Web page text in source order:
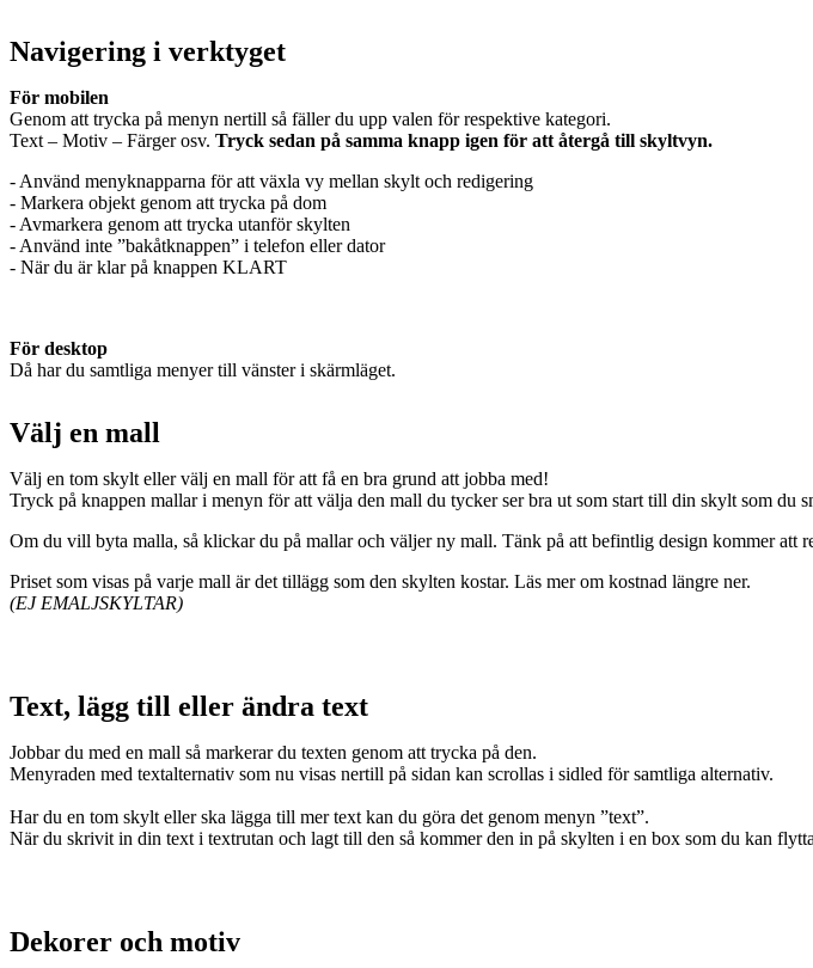
Navigering i verktyget
För mobilen
Genom att trycka på menyn nertill så fäller du upp valen för respektive kategori.
Text – Motiv – Färger osv. Tryck sedan på samma knapp igen för att återgå till skyltvyn.
- Använd menyknapparna för att växla vy mellan skylt och redigering
- Markera objekt genom att trycka på dom
- Avmarkera genom att trycka utanför skylten
- Använd inte ”bakåtknappen” i telefon eller dator
- När du är klar på knappen KLART
För desktop
Då har du samtliga menyer till vänster i skärmläget.
Välj en mall
Välj en tom skylt eller välj en mall för att få en bra grund att jobba med!
Tryck på knappen mallar i menyn för att välja den mall du tycker ser bra ut som start till din skylt som du
Om du vill byta malla, så klickar du på mallar och väljer ny mall. Tänk på att befintlig design kommer att
Priset som visas på varje mall är det tillägg som den skylten kostar. Läs mer om kostnad längre ner.
(EJ EMALJSKYLTAR)
Text, lägg till eller ändra text
Jobbar du med en mall så markerar du texten genom att trycka på den.
Menyraden med textalternativ som nu visas nertill på sidan kan scrollas i sidled för samtliga alternativ.
Har du en tom skylt eller ska lägga till mer text kan du göra det genom menyn ”text”.
När du skrivit in din text i textrutan och lagt till den så kommer den in på skylten i en box som du kan
Dekorer och motiv